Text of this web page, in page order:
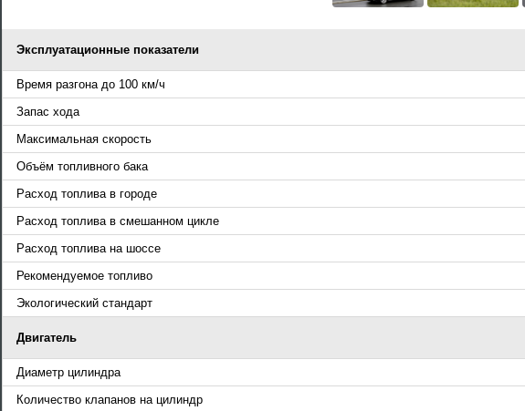
Эксплуатационные показатели
Время разгона до 100 км/ч
Запас хода
Максимальная скорость
Объём топливного бака
Расход топлива в городе
Расход топлива в смешанном цикле
Расход топлива на шоссе
Рекомендуемое топливо
Экологический стандарт
Двигатель
Диаметр цилиндра
Количество клапанов на цилиндр